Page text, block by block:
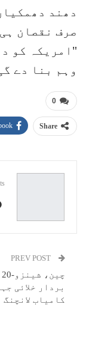
دھند
صرف نقصان
"امریکہ کو
وہم بنا دے
0
Share
بردار خلائی
کامیاب لانچنگ